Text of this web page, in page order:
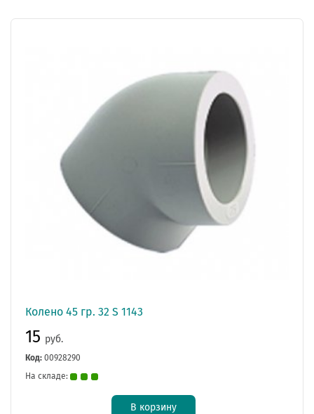
Колено 45 гр. 32 S 1143
15 руб.
Код: 00928290
На складе:
В корзину